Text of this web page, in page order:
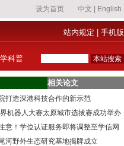
站内规定 手机版
科普
相关论文
打造深港科技合作的新示范
机器人大赛太原城市选拔赛成功举办
意！学位认证服务即将调整至学信网
河野外生态研究基地揭牌成立